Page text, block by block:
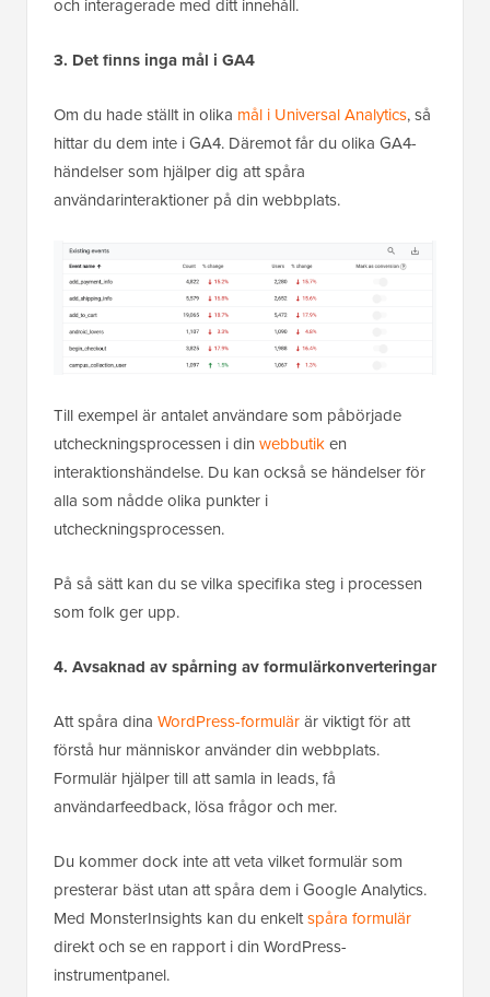
och interagerade med ditt innehåll.
3. Det finns inga mål i GA4
Om du hade ställt in olika mål i Universal Analytics, så
hittar du dem inte i GA4. Däremot får du olika GA4-
händelser som hjälper dig att spåra
användarinteraktioner på din webbplats.
Till exempel är antalet användare som påbörjade
utcheckningsprocessen i din webbutiken
interaktionshändelse. Du kan också se händelser för
alla som nådde olika punkter i
utcheckningsprocessen.
På så sätt kan du se vilka specifika steg i processen
som folk ger upp.
4. Avsaknad av spårning av formulärkonverteringar
Att spåra dina WordPress-formulärär viktigt för att
förstå hur människor använder din webbplats.
Formulär hjälper till att samla in leads, få
användarfeedback, lösa frågor och mer.
Du kommer dock inte att veta vilket formulär som
presterar bäst utan att spåra dem i Google Analytics.
Med MonsterInsights kan du enkeltspåra formulär
direkt och se en rapport i din WordPress-
instrumentpanel.